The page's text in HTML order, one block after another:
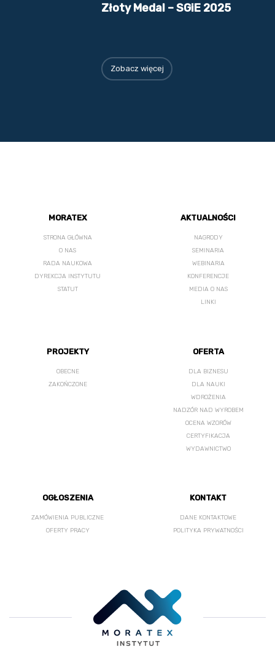
Złoty Medal – SGiE 2025
Zobacz więcej
MORATEX
STRONA GŁÓWNA
O NAS
RADA NAUKOWA
DYREKCJA INSTYTUTU
STATUT
AKTUALNOŚCI
NAGRODY
SEMINARIA
WEBINARIA
KONFERENCJE
MEDIA O NAS
LINKI
PROJEKTY
OBECNE
ZAKOŃCZONE
OFERTA
DLA BIZNESU
DLA NAUKI
WDROŻENIA
NADZÓR NAD WYROBEM
OCENA WZORÓW
CERTYFIKACJA
WYDAWNICTWO
OGŁOSZENIA
ZAMÓWIENIA PUBLICZNE
OFERTY PRACY
KONTAKT
DANE KONTAKTOWE
POLITYKA PRYWATNOŚCI